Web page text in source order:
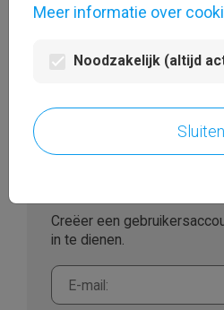
Wachtwoord vergeten?
Login
Creëer een
in te dienen.
Meer informatie over
Noodzakelijk (altijd
Sluiten